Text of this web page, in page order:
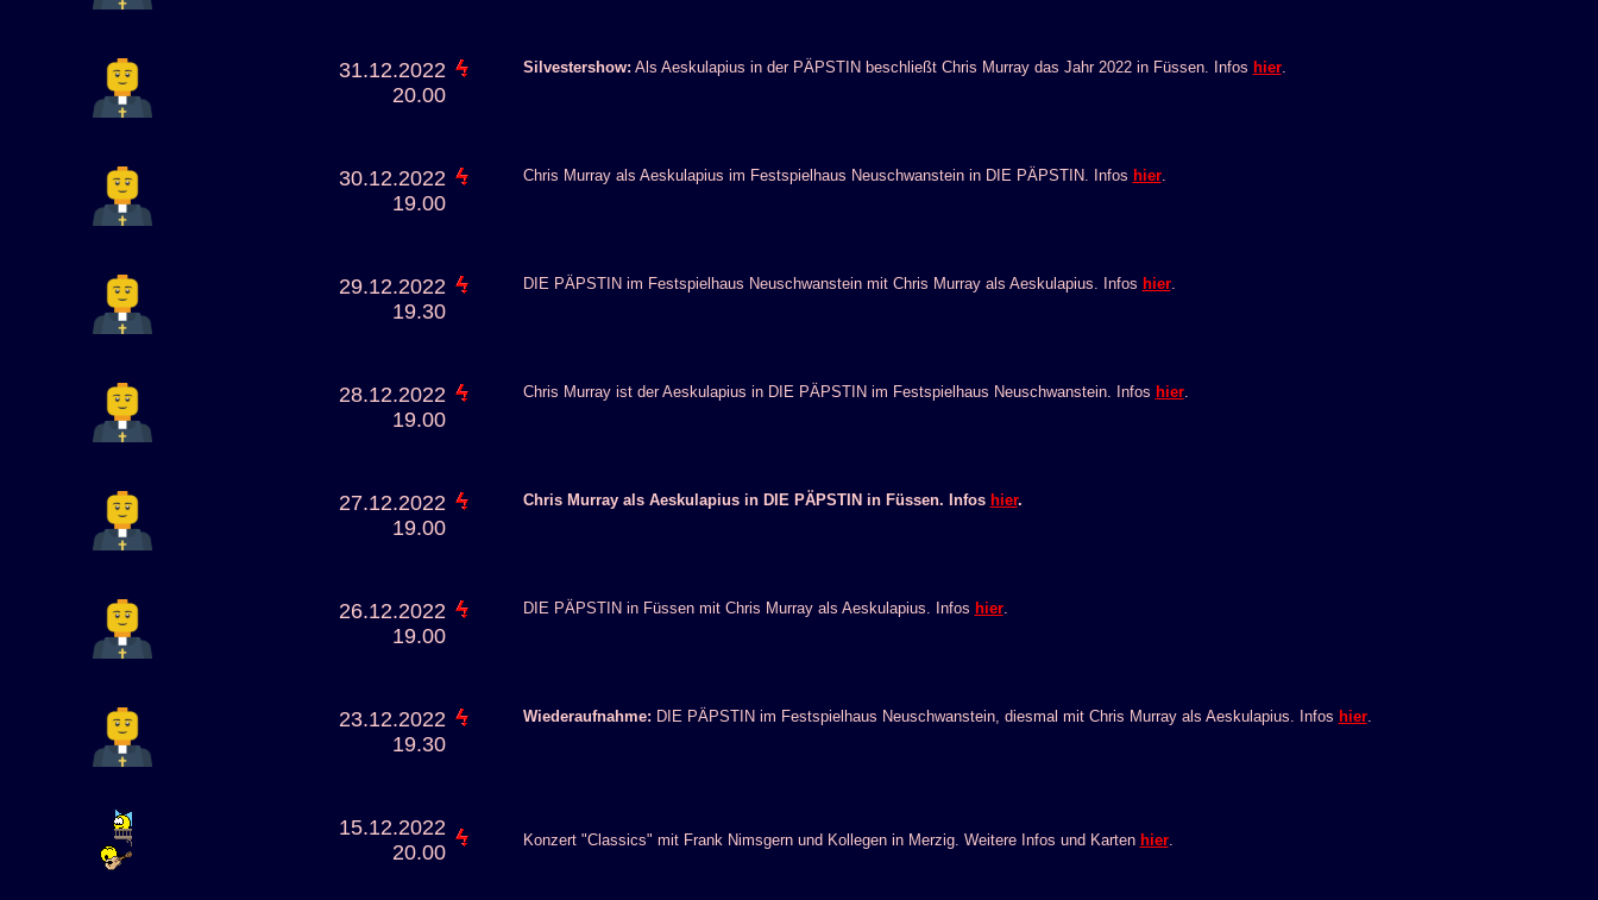
31.12.2022
20.00
Silvestershow: Als Aeskulapius in der PÄPSTIN beschließt Chris Murray das Jahr 2022 in Füssen. Infos hier.
30.12.2022
19.00
Chris Murray als Aeskulapius im Festspielhaus Neuschwanstein in DIE PÄPSTIN. Infos hier.
29.12.2022
19.30
DIE PÄPSTIN im Festspielhaus Neuschwanstein mit Chris Murray als Aeskulapius. Infos hier.
28.12.2022
19.00
Chris Murray ist der Aeskulapius in DIE PÄPSTIN im Festspielhaus Neuschwanstein. Infos hier.
27.12.2022
19.00
Chris Murray als Aeskulapius in DIE PÄPSTIN in Füssen. Infos hier.
26.12.2022
19.00
DIE PÄPSTIN in Füssen mit Chris Murray als Aeskulapius. Infos hier.
23.12.2022
19.30
Wiederaufnahme: DIE PÄPSTIN im Festspielhaus Neuschwanstein, diesmal mit Chris Murray als Aeskulapius. Infos hier.
15.12.2022
20.00
Konzert "Classics" mit Frank Nimsgern und Kollegen in Merzig. Weitere Infos und Karten hier.